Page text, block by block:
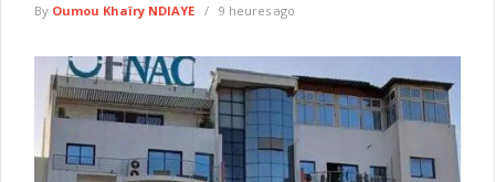
By Oumou Khaïry NDIAYE 9 heures ago